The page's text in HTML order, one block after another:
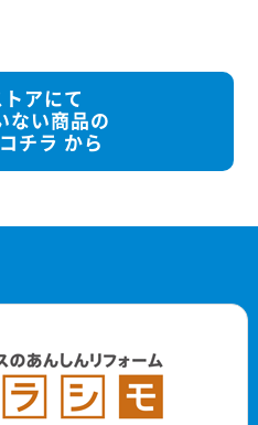
アにて
ない商品の
チラ から